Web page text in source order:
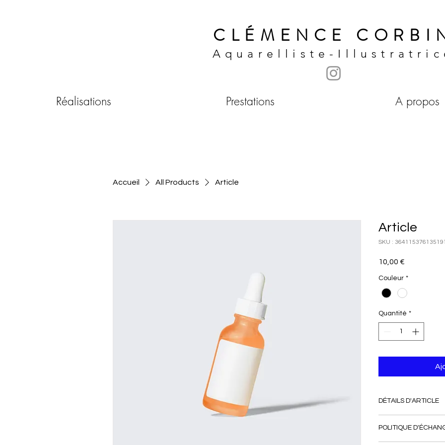
CLÉMENCE
Aquarelliste-
Réalisations Prestations A propos
Accueil All Products Article
Article
SKU : 364115376135191
10,00 €
Couleur *
Quantité *
DÉTAILS D'ARTICLE
l'article : taille,
emplacement est
POLITIQUE